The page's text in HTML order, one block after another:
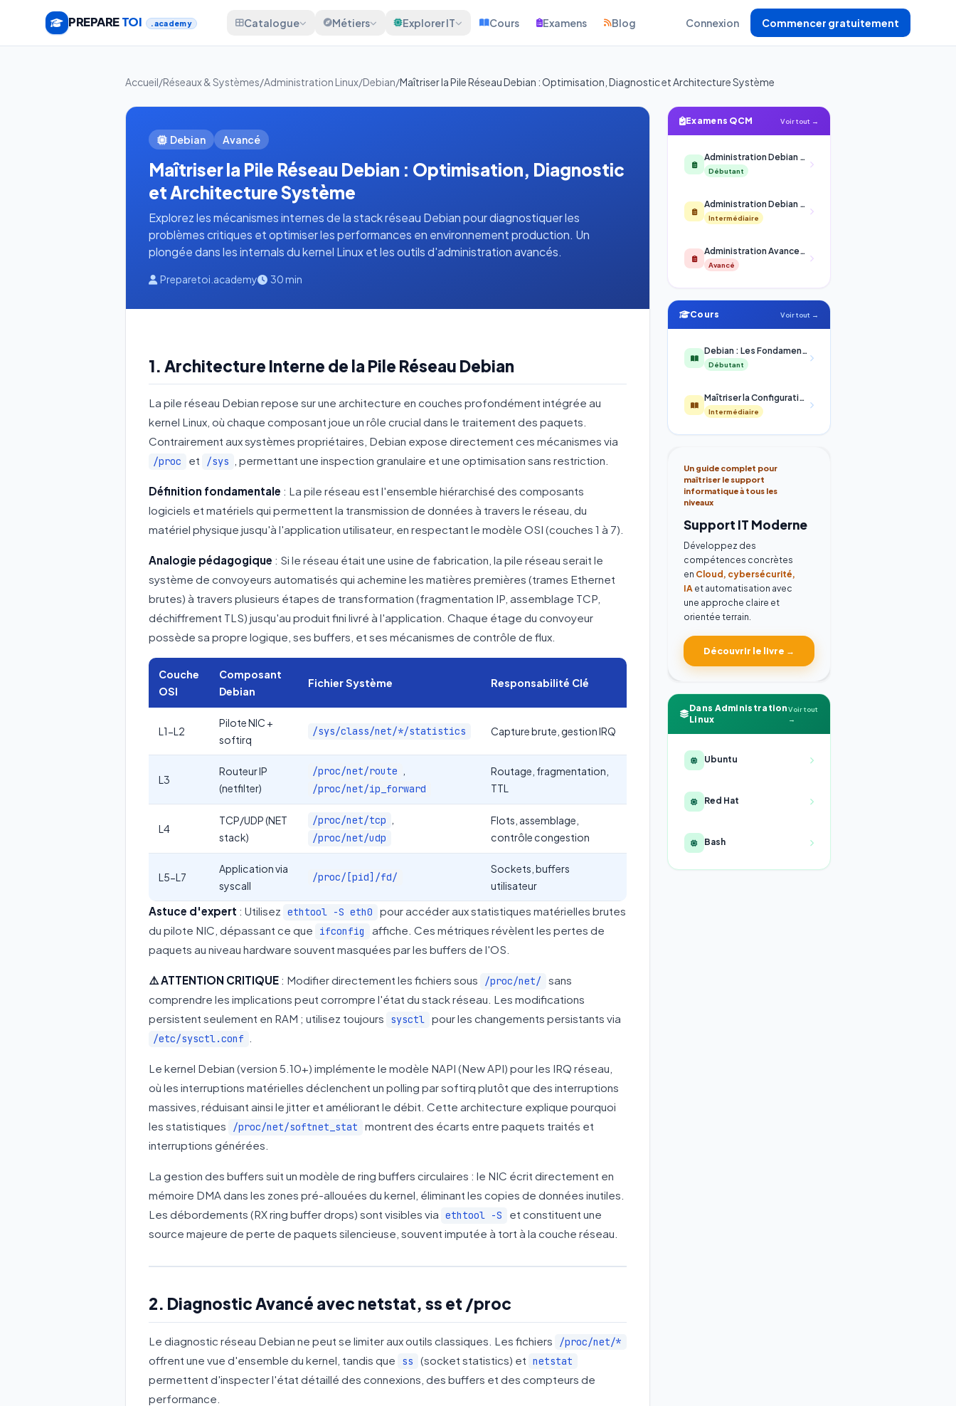
PREPARETOI .academy Catalogue Métiers Explorer IT Cours Examens Blog Connexion Commencer gratuitement
Accueil/Réseaux & Systèmes/Administration Linux/Debian/Maîtriser la Pile Réseau Debian : Optimisation, Diagnostic et Architecture Système
Debian Avancé
Maîtriser la Pile Réseau Debian : Optimisation, Diagnostic
et Architecture Système
Explorez les mécanismes internes de la stack réseau Debian pour diagnostiquer les
problèmes critiques et optimiser les performances en environnement production. Un
plongée dans les internals du kernel Linux et les outils d'administration avancés.
Preparetoi.academy 30 min
1. Architecture Interne de la Pile Réseau Debian
La pile réseau Debian repose sur une architecture en couches profondément intégrée au
kernel Linux, où chaque composant joue un rôle crucial dans le traitement des paquets.
Contrairement aux systèmes propriétaires, Debian expose directement ces mécanismes via
/proc et /sys , permettant une inspection granulaire et une optimisation sans restriction.
Définition fondamentale : La pile réseau est l'ensemble hiérarchisé des composants
logiciels et matériels qui permettent la transmission de données à travers le réseau, du
matériel physique jusqu'à l'application utilisateur, en respectant le modèle OSI (couches 1 à 7).
Analogie pédagogique : Si le réseau était une usine de fabrication, la pile réseau serait le
système de convoyeurs automatisés qui achemine les matières premières (trames Ethernet
brutes) à travers plusieurs étapes de transformation (fragmentation IP, assemblage TCP,
déchiffrement TLS) jusqu'au produit fini livré à l'application. Chaque étage du convoyeur
possède sa propre logique, ses buffers, et ses mécanismes de contrôle de flux.
Couche
OSI
Composant
Debian
Fichier Système Responsabilité Clé
L1-L2
Pilote NIC +
softirq
/sys/class/net/*/statistics Capture brute, gestion IRQ
L3
Routeur IP
(netfilter)
/proc/net/route
/proc/net/ip_forward
Routage, fragmentation,
TTL
L4
TCP/UDP (NET
stack)
/proc/net/tcp
/proc/net/udp
Flots, assemblage,
contrôle congestion
L5-L7
Application via
syscall
/proc/[pid]/fd/
Sockets, buffers
utilisateur
Astuce d'expert : Utilisez ethtool -S eth0
pour accéder aux statistiques matérielles brutes
du pilote NIC, dépassant ce que
ifconfig
affiche. Ces métriques révèlent les pertes de
paquets au niveau hardware souvent masquées par les buffers de l'OS.
⚠️ ATTENTION CRITIQUE : Modifier directement les fichiers sous /proc/net/
sans
comprendre les implications peut corrompre l'état du stack réseau. Les modifications
persistent seulement en RAM ; utilisez toujours
sysctl pour les changements persistants via
/etc/sysctl.conf
Le kernel Debian (version 5.10+) implémente le modèle NAPI (New API) pour les IRQ réseau,
où les interruptions matérielles déclenchent un polling par softirq plutôt que des interruptions
massives, réduisant ainsi le jitter et améliorant le débit. Cette architecture explique pourquoi
les statistiques
/proc/net/softnet_stat
montrent des écarts entre paquets traités et
interruptions générées.
La gestion des buffers suit un modèle de ring buffers circulaires : le NIC écrit directement en
mémoire DMA dans les zones pré-allouées du kernel, éliminant les copies de données inutiles.
Les débordements (RX ring buffer drops) sont visibles via ethtool -S
et constituent une
source majeure de perte de paquets silencieuse, souvent imputée à tort à la couche réseau.
2. Diagnostic Avancé avec netstat, ss et /proc
Le diagnostic réseau Debian ne peut se limiter aux outils classiques. Les fichiers /proc/net/*
offrent une vue d'ensemble du kernel, tandis que ss (socket statistics) et netstat
permettent d'inspecter l'état détaillé des connexions, des buffers et des compteurs de
performance.
Examens QCM Voir tout →
Administration Debian - Réseaux et Systèmes
Débutant
Administration Debian - Réseaux et Systèmes
Intermédiaire
Administration Avancee Debian - Reseaux et Systemes
Avancé
Cours Voir tout →
Debian : Les Fondamentaux de l'Administration Système
Débutant
Maîtriser la Configuration Réseau Avancée sous Debian : De la Théorie à la Production
Intermédiaire
Un guide complet pour
maîtriser le support
informatique à tous les
niveaux
Support IT Moderne
Développez des
compétences concrètes
en Cloud, cybersécurité,
IA et automatisation avec
une approche claire et
orientée terrain.
Découvrir le livre →
Dans Administration
Linux
Voir tout
→
Ubuntu
Red Hat
Bash